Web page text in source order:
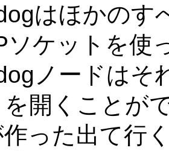
はほかのす
ソケットを使
ノードはそ
開くことが
った出て行